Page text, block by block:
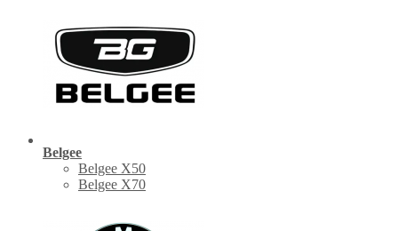
Belgee
Belgee X50
Belgee X70